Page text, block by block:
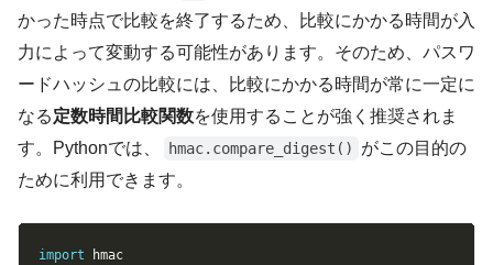
かった時点で比較を終了するため、比較にかかる時間が入
力によって変動する可能性があります。そのため、パスワ
ードハッシュの比較には、比較にかかる時間が常に一定に
なる定数時間比較関数を使用することが強く推奨されま
す。Pythonでは、
hmac.compare_digest()
がこの目的の
ために利用できます。
import